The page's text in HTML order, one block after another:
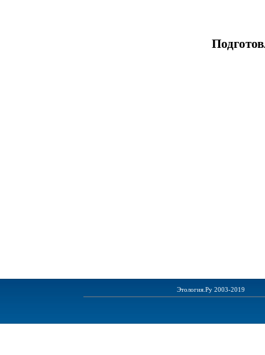
Этология.Ру 2003-2019